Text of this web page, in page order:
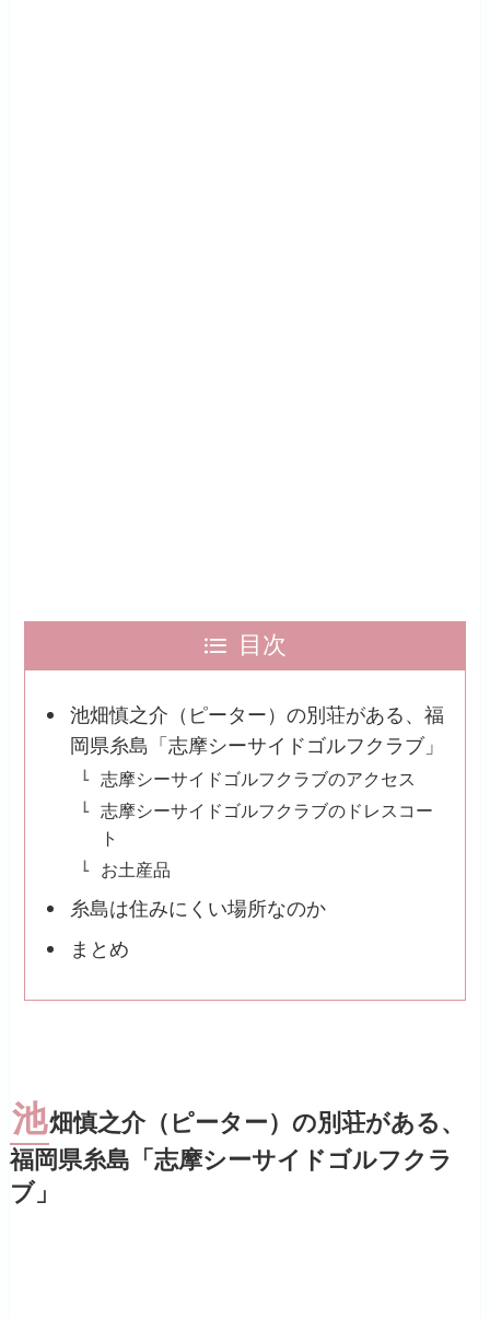
目次
池畑慎之介（ピーター）の別荘がある、福
岡県糸島「志摩シーサイドゴルフクラブ」
志摩シーサイドゴルフクラブのアクセス
志摩シーサイドゴルフクラブのドレスコー
ト
お土産品
糸島は住みにくい場所なのか
まとめ
池畑慎之介（ピーター）の別荘がある、
福岡県糸島「志摩シーサイドゴルフクラ
ブ」